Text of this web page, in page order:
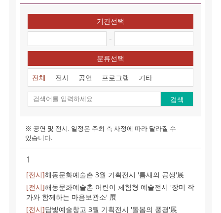
기간선택
-
분류선택
전체 전시 공연 프로그램 기타
검색
※ 공연 및 전시, 일정은 주최 측 사정에 따라 달라질 수
있습니다.
1
[전시]해동문화예술촌 3월 기획전시 '틈새의 공생'展
[전시]해동문화예술촌 어린이 체험형 예술전시 '장미 작
가와 함께하는 마음보관소' 展
[전시]담빛예술창고 3월 기획전시 '돌봄의 풍경'展